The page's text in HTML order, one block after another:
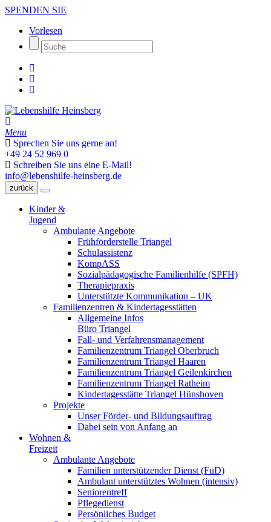
SPENDEN SIE
Vorlesen
Menu
Sprechen Sie uns gerne an!
+49 24 52 969 0
Schreiben Sie uns eine E-Mail!
info@lebenshilfe-heinsberg.de
zurück
Kinder &
Jugend
Ambulante Angebote
Frühförderstelle Triangel
Schulassistenz
KompASS
Sozialpädagogische Familienhilfe (SPFH)
Therapiepraxis
Unterstützte Kommunikation – UK
Familienzentren & Kindertagesstätten
Allgemeine Infos
Büro Triangel
Fall- und Verfahrensmanagement
Familienzentrum Triangel Oberbruch
Familienzentrum Triangel Haaren
Familienzentrum Triangel Geilenkirchen
Familienzentrum Triangel Ratheim
Kindertagesstätte Triangel Hünshoven
Projekte
Unser Förder- und Bildungsauftrag
Dabei sein von Anfang an
Wohnen &
Freizeit
Ambulante Angebote
Familien unterstützender Dienst (FuD)
Ambulant unterstütztes Wohnen (intensiv)
Seniorentreff
Pflegedienst
Persönliches Budget